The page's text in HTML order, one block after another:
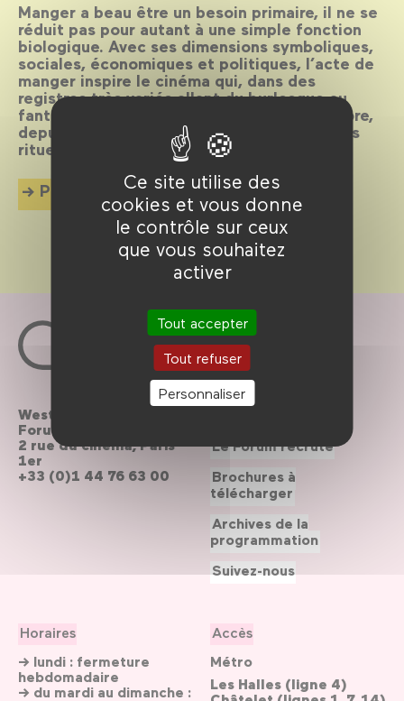
Ce site utilise des
cookies et vous donne
le contrôle sur ceux
que vous souhaitez
activer
Tout accepter
Tout refuser
Personnaliser
Manger a beau être un besoin primaire, il ne se
réduit pas pour autant à une simple fonction
biologique. Avec ses dimensions symboliques,
sociales, économiques et politiques, l’acte de
manger inspire le cinéma qui, dans des
registres très variés allant du burlesque au
fantastique, questionne ce que l’on incorpore,
depuis nos modes de production jusqu’à nos
rituels de consommation.
Plus d'info
Westfield
Forum des Halles
2 rue du cinéma, Paris
1er
+33 (0)1 44 76 63 00
Horaires
→ lundi : fermeture
hebdomadaire
→ du mardi au dimanche :
Accès
Métro
Les Halles (ligne 4)
Le Forum recrute
Brochures à
télécharger
Archives de la
programmation
Suivez-nous